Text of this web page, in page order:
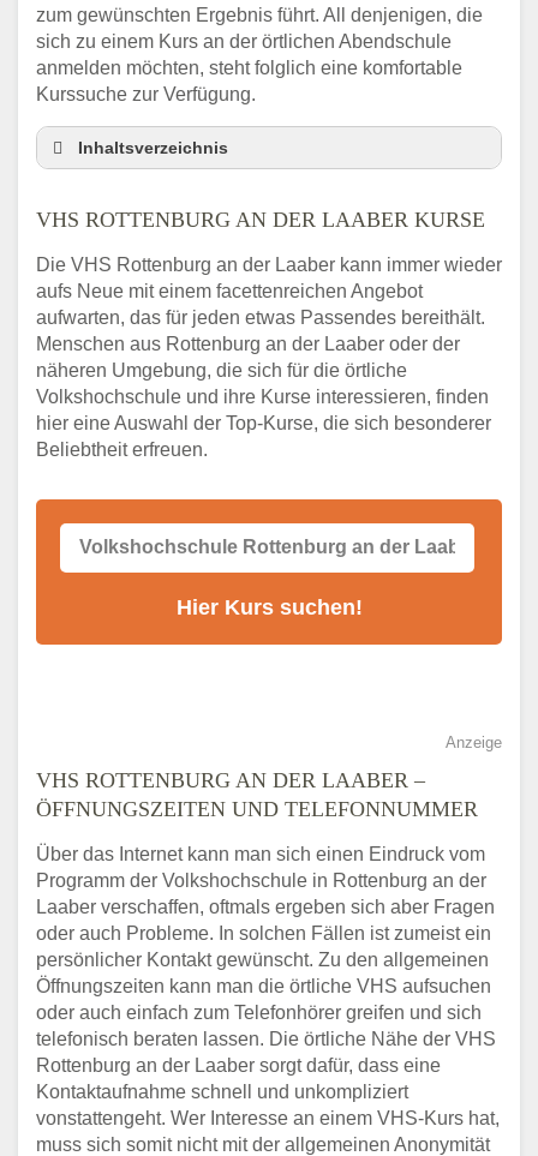
zum gewünschten Ergebnis führt. All denjenigen, die
sich zu einem Kurs an der örtlichen Abendschule
anmelden möchten, steht folglich eine komfortable
Kurssuche zur Verfügung.
Inhaltsverzeichnis
Laaber und Umgebung
Abendschule Rottenburg an der Laaber
Kurssuche
VHS Rottenburg an der Laaber Kurse
VHS Rottenburg an der Laaber –
Öffnungszeiten und Telefonnummer
Stellenangebote der Volkshochschule
Rottenburg an der Laaber
VHS-Kurs
Alternativen zum VHS Programm 2026 in
VHS ROTTENBURG AN DER LAABER KURSE
Die VHS Rottenburg an der Laaber kann immer wieder
aufs Neue mit einem facettenreichen Angebot
aufwarten, das für jeden etwas Passendes bereithält.
Menschen aus Rottenburg an der Laaber oder der
näheren Umgebung, die sich für die örtliche
Volkshochschule und ihre Kurse interessieren, finden
hier eine Auswahl der Top-Kurse, die sich besonderer
Beliebtheit erfreuen.
Anzeige
VHS ROTTENBURG AN DER LAABER –
ÖFFNUNGSZEITEN UND TELEFONNUMMER
Über das Internet kann man sich einen Eindruck vom
Programm der Volkshochschule in Rottenburg an der
Laaber verschaffen, oftmals ergeben sich aber Fragen
oder auch Probleme. In solchen Fällen ist zumeist ein
persönlicher Kontakt gewünscht. Zu den allgemeinen
Öffnungszeiten kann man die örtliche VHS aufsuchen
oder auch einfach zum Telefonhörer greifen und sich
telefonisch beraten lassen. Die örtliche Nähe der VHS
Rottenburg an der Laaber sorgt dafür, dass eine
Kontaktaufnahme schnell und unkompliziert
vonstattengeht. Wer Interesse an einem VHS-Kurs hat,
muss sich somit nicht mit der allgemeinen Anonymität